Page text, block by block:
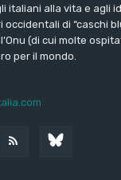
alla vita e agli
di “caschi
(di cui molte
per il mondo.